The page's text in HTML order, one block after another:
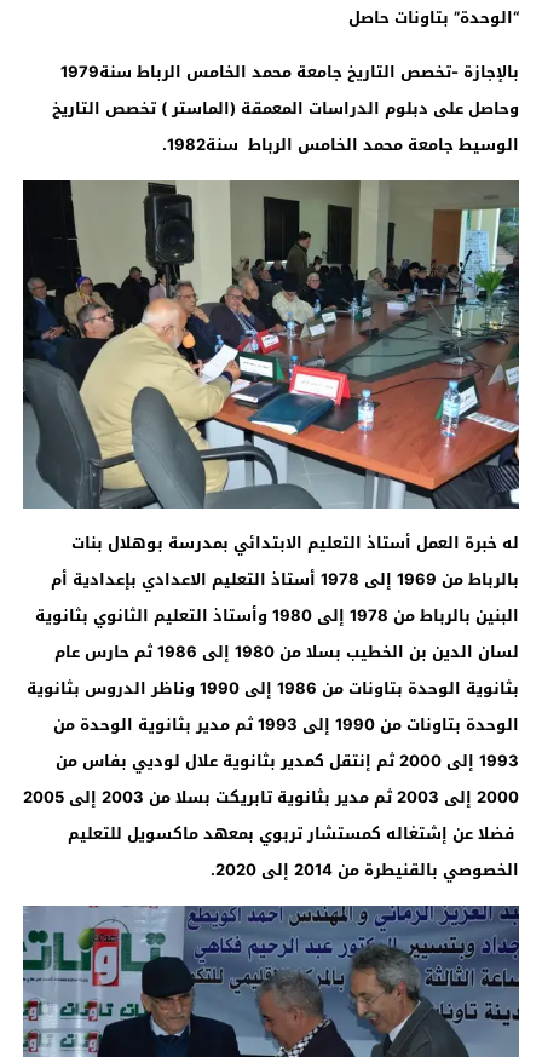
“الوحدة” بتاونات حاصل
بالإجازة -تخصص التاريخ جامعة محمد الخامس الرباط سنة1979
وحاصل على دبلوم الدراسات المعمقة (الماستر ) تخصص التاريخ
الوسيط جامعة محمد الخامس الرباط سنة1982.
له خبرة العمل أستاذ التعليم الابتدائي بمدرسة بوهلال بنات
بالرباط من 1969 إلى 1978 أستاذ التعليم الاعدادي بإعدادية أم
البنين بالرباط من 1978 إلى 1980 وأستاذ التعليم الثانوي بثانوية
لسان الدين بن الخطيب بسلا من 1980 إلى 1986 ثم حارس عام
بثانوية الوحدة بتاونات من 1986 إلى 1990 وناظر الدروس بثانوية
الوحدة بتاونات من 1990 إلى 1993 ثم مدير بثانوية الوحدة من
1993 إلى 2000 ثم إنتقل كمدير بثانوية علال لوديي بفاس من
2000 إلى 2003 ثم مدير بثانوية تابريكت بسلا من 2003 إلى 2005
فضلا عن إشتغاله كمستشار تربوي بمعهد ماكسويل للتعليم
الخصوصي بالقنيطرة من 2014 إلى 2020.